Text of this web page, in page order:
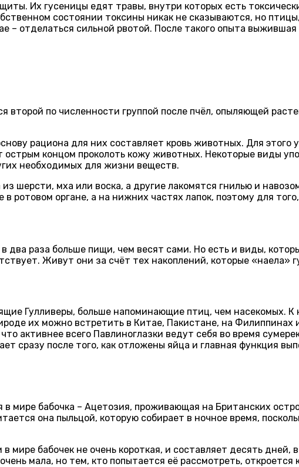
Их гусеницы едят травы, внутри которых есть
состоянии токсины никак не сказываются, но
– отделаться сильной рвотой. После такого опыта
по численности группой после пчёл, опыляющей
рациона для них составляет кровь животных. Для этого
концом проколоть кожу животных. Некоторые виды
необходимых для жизни веществ.
шерсти, мха или воска, а другие лакомятся гнилью и
ротовом органе, а на нижних частях лапок, поэтому для
раза больше пищи, чем весят сами. Но есть и виды,
Живут они за счёт тех накоплений, которые «наела»
Гулливеры, больше напоминающие птиц, чем насекомых. К
их можно встретить в Китае, Пакистане, на Филиппинах
активнее всего Павлиноглазки ведут себя во время
сразу после того, как отложены яйца и главная функция
мире бабочка – Ацетозия, проживающая на Британских
она пыльцой, которую собирает в ночное время,
бабочек не очень короткая, и составляет десять дней,
мала, но тем, кто попытается её рассмотреть, откроется